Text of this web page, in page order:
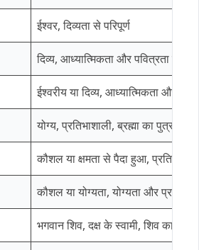
ईश्वर, दिव्यता से परिपूर्ण
दिव्य, आध्यात्मिकता और पवित्रता का
ईश्वरीय या दिव्य, आध्यात्मिकता और
योग्य, प्रतिभाशाली, ब्रह्मा का पुत्र, एक
कौशल या क्षमता से पैदा हुआ, प्रतिभा और
कौशल या योग्यता, योग्यता और प्रतिभा
भगवान शिव, दक्ष के स्वामी, शिव का